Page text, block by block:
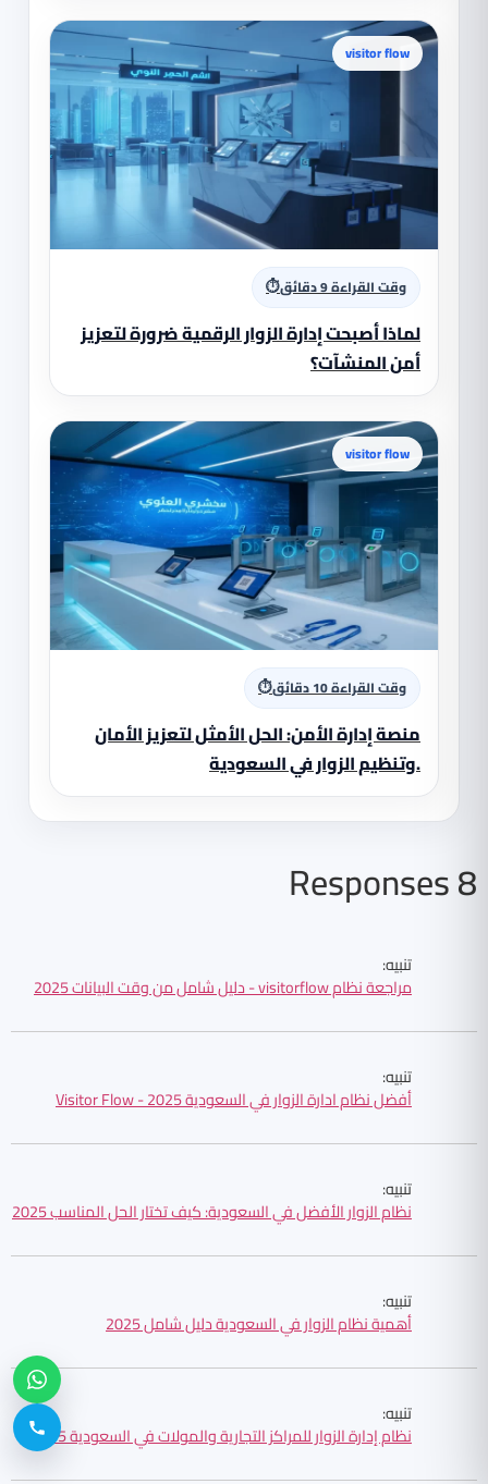
visitor flow
⏱ وقت القراءة 9 دقائق
لماذا أصبحت إدارة الزوار الرقمية ضرورة لتعزيز
أمن المنشآت؟
visitor flow
⏱ وقت القراءة 10 دقائق
منصة إدارة الأمن: الحل الأمثل لتعزيز الأمان
وتنظيم الزوار في السعودية.
8 Responses
تنبيه:
مراجعة نظام visitorflow - دليل شامل من وقت البيانات 2025
تنبيه:
أفضل نظام ادارة الزوار في السعودية 2025 - Visitor Flow
تنبيه:
نظام الزوار الأفضل في السعودية: كيف تختار الحل المناسب 2025
تنبيه:
أهمية نظام الزوار في السعودية دليل شامل 2025
تنبيه:
نظام إدارة الزوار للمراكز التجارية والمولات في السعودية 2025